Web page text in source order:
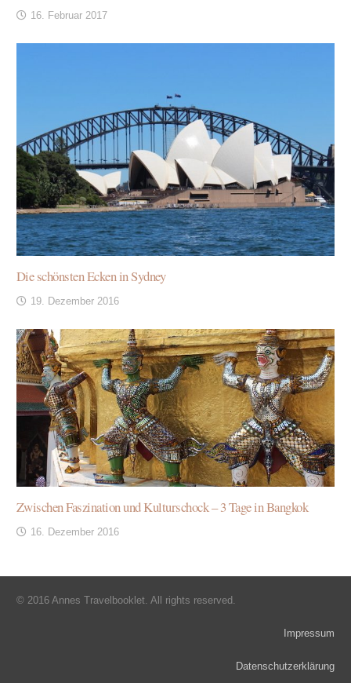
16. Februar 2017
Die schönsten Ecken in Sydney
19. Dezember 2016
Zwischen Faszination und Kulturschock – 3 Tage in Bangkok
16. Dezember 2016
© 2016 Annes Travelbooklet. All rights reserved.
Impressum
Datenschutzerklärung